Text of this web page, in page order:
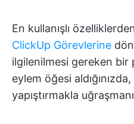
En kullanışlı
ClickUp Görevlerine
ilgilenilmesi gereken bir
eylem öğesi
yapıştırmakla